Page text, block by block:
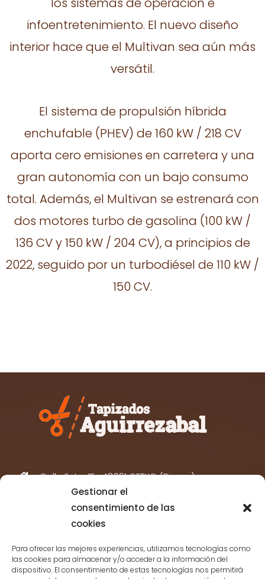
Gestionar el
consentimiento de las
cookies
Para ofrecer las mejores experiencias, utilizamos tecnologías como
las cookies para almacenar y/o acceder a la información del
dispositivo. El consentimiento de estas tecnologías nos permitirá
infoentretenimiento. El nuevo diseño
interior hace que el Multivan sea aún más
versátil.
El sistema de propulsión híbrida
enchufable (PHEV) de 160 kW / 218 CV
aporta cero emisiones en carretera y una
gran autonomía con un bajo consumo
total. Además, el Multivan se estrenará con
dos motores turbo de gasolina (100 kW /
136 CV y 150 kW / 204 CV), a principios de
2022, seguido por un turbodiésel de 110 kW /
150 CV.
Calle Ileta, 15 -48991 GETXO (Biscay)
(+34) 747 426 877